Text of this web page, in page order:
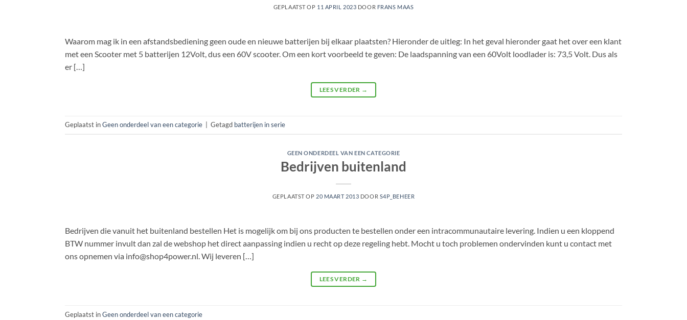
GEPLAATST OP 11 APRIL 2023 DOOR FRANS MAAS
Waarom mag ik in een afstandsbediening geen oude en nieuwe batterijen bij elkaar plaatsten? Hieronder de uitleg: In het geval hieronder gaat het over een klant
met een Scooter met 5 batterijen 12Volt, dus een 60V scooter. Om een kort voorbeeld te geven: De laadspanning van een 60Volt loodlader is: 73,5 Volt. Dus als
er […]
LEES VERDER →
Geplaatst inGeen onderdeel van een categorie Getagd batterijen in serie
GEEN ONDERDEEL VAN EEN CATEGORIE
Bedrijven buitenland
GEPLAATST OP 20 MAART 2013 DOOR S4P_BEHEER
Bedrijven die vanuit het buitenland bestellen Het is mogelijk om bij ons producten te bestellen onder een intracommunautaire levering. Indien u een kloppend
BTW nummer invult dan zal de webshop het direct aanpassing indien u recht op deze regeling hebt. Mocht u toch problemen ondervinden kunt u contact met
ons opnemen via info@shop4power.nl. Wij leveren […]
LEES VERDER →
Geplaatst inGeen onderdeel van een categorie